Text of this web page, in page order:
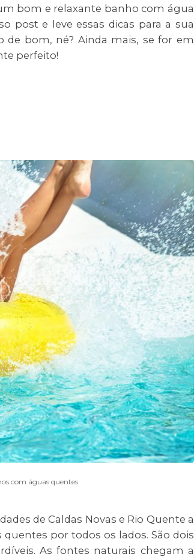
bom e relaxante banho com água
post e leve essas dicas para a sua
bom, né? Ainda mais, se for em
perfeito!
com águas quentes
de Caldas Novas e Rio Quente a
por todos os lados. São dois
As fontes naturais chegam a